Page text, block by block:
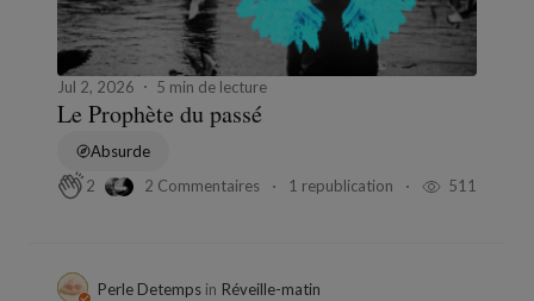
Jul 2, 2026 5 min de lecture
Le Prophète du passé
Absurde
2
2 Commentaires 1 republication 511
Perle Detemps in Réveille-matin